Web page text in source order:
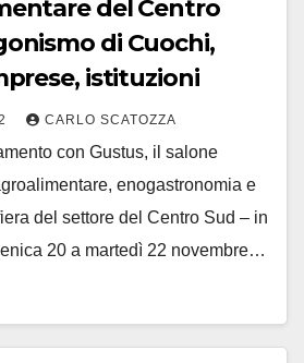
del Centro
di Cuochi,
istituzioni
CARLO SCATOZZA
con Gustus, il salone
enogastronomia e
del settore del Centro Sud – in
20 a martedì 22 novembre…